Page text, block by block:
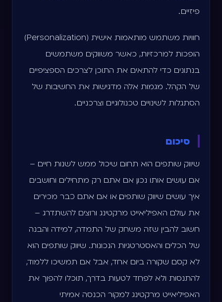
פיזיים .
חוויות משתמש מותאמות אישית (Personalization)
הופכות למרכזיות, כאשר משווקים משתמשים
בנתונים כדי להתאים את התוכן לצרכים הספציפיים
של הקהל. מגמות אלה מדגישות את החשיבות של
הסתגלות לשינויים טכנולוגיים וצרכניים .
סיכום
שיווק שותפים הוא תחום שיכול ממש לשנות חיים –
אם עושים אותו נכון. אם אתם רק מתחילים וחושבים
איך עושים שיווק שותפים, או אם אתם כבר מכירים
את עולם האפיליאייט מרקטינג ורוצים להשתדרג –
חשוב להבין שזה משחק של התמדה, למידה והבנה
של הכלים והאסטרטגיות הנכונות. שיווק שותפים הוא
לא קסם שקורה ביום אחד, אבל אם תמשיכו ללמוד,
להתנסות ולא לפחד לטעות בדרך, תוכלו להפוך את
האפיליאייט מרקטינג למקור הכנסה אמיתי